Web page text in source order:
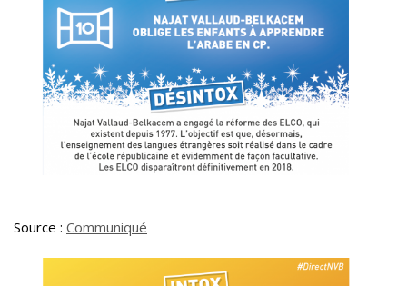
Source : Communiqué